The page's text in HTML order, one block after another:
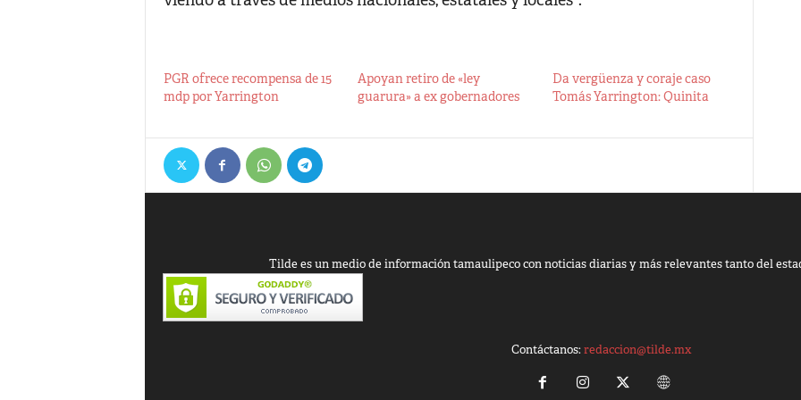
PGR ofrece recompensa de 15
mdp por Yarrington
Apoyan retiro de «ley
guarura» a ex gobernadores
Da vergüenza y coraje caso
Tomás Yarrington: Quinita
Tilde es un medio de información tamaulipeco con noticias diarias y más relevantes tanto del
Contáctanos:redaccion@tilde.mx